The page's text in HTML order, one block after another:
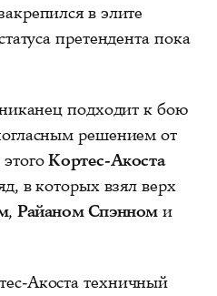
в элите
претендента пока
подходит к бою
решением от
Кортес-Акоста
в которых взял верх
, Райаном Спэнноми
Акоста техничный